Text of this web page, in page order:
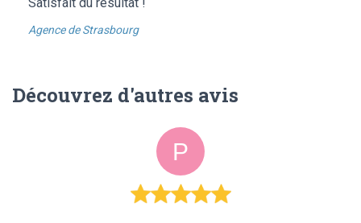
Agence de Strasbourg
Découvrez d'autres avis